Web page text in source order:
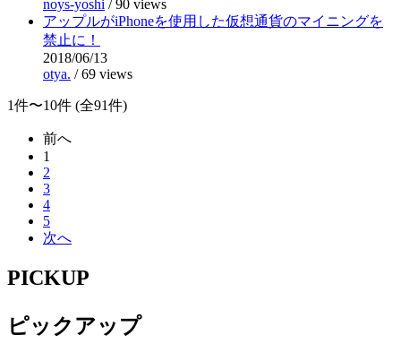
noys-yoshi /90 views
アップルがiPhoneを使用した仮想通貨のマイニングを
禁止に！
2018/06/13
otya. /69 views
1件〜10件 (全91件)
前へ
1
2
3
4
5
次へ
PICKUP
ピックアップ